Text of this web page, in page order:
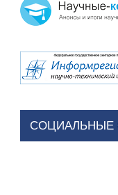
СОЦИАЛЬНЫЕ